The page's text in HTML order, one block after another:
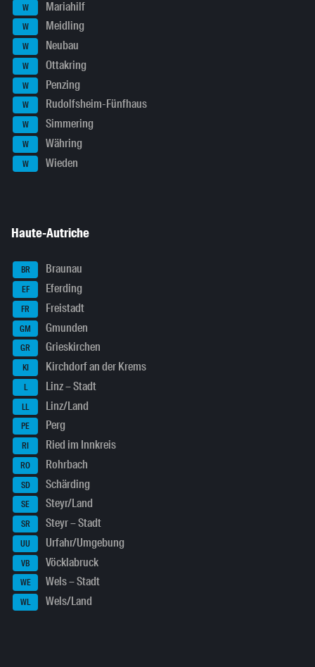
W Mariahilf
W Meidling
W Neubau
W Ottakring
W Penzing
W Rudolfsheim-Fünfhaus
W Simmering
W Währing
W Wieden
Haute-Autriche
BR Braunau
EF Eferding
FR Freistadt
GM Gmunden
GR Grieskirchen
KI Kirchdorf an der Krems
L Linz – Stadt
LL Linz/Land
PE Perg
RI Ried im Innkreis
RO Rohrbach
SD Schärding
SE Steyr/Land
SR Steyr – Stadt
UU Urfahr/Umgebung
VB Vöcklabruck
WE Wels – Stadt
WL Wels/Land